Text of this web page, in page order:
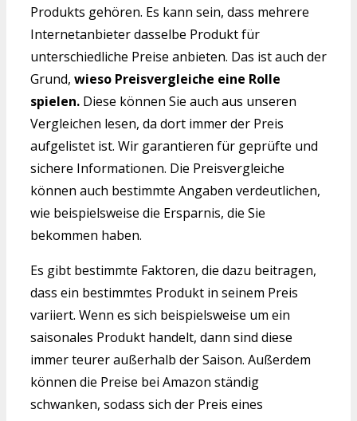
Produkts gehören. Es kann sein, dass mehrere
Internetanbieter dasselbe Produkt für
unterschiedliche Preise anbieten. Das ist auch der
Grund, wieso Preisvergleiche eine Rolle
spielen. Diese können Sie auch aus unseren
Vergleichen lesen, da dort immer der Preis
aufgelistet ist. Wir garantieren für geprüfte und
sichere Informationen. Die Preisvergleiche
können auch bestimmte Angaben verdeutlichen,
wie beispielsweise die Ersparnis, die Sie
bekommen haben.
Es gibt bestimmte Faktoren, die dazu beitragen,
dass ein bestimmtes Produkt in seinem Preis
variiert. Wenn es sich beispielsweise um ein
saisonales Produkt handelt, dann sind diese
immer teurer außerhalb der Saison. Außerdem
können die Preise bei Amazon ständig
schwanken, sodass sich der Preis eines